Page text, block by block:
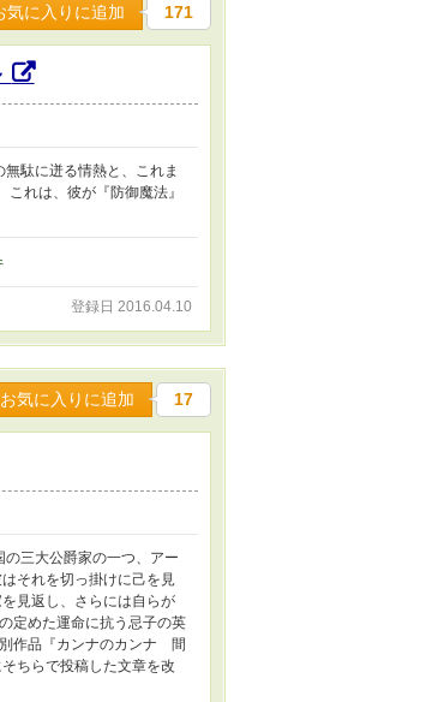
気に入りに追加 171
駄に迸る情熱と、これま
れは、彼が『防御魔法』
登録日 2016.04.10
お気に入りに追加 17
三大公爵家の一つ、アー
それを切っ掛けに己を見
見返し、さらには自らが
定めた運命に抗う忌子の英
作品『カンナのカンナ 間
ちらで投稿した文章を改